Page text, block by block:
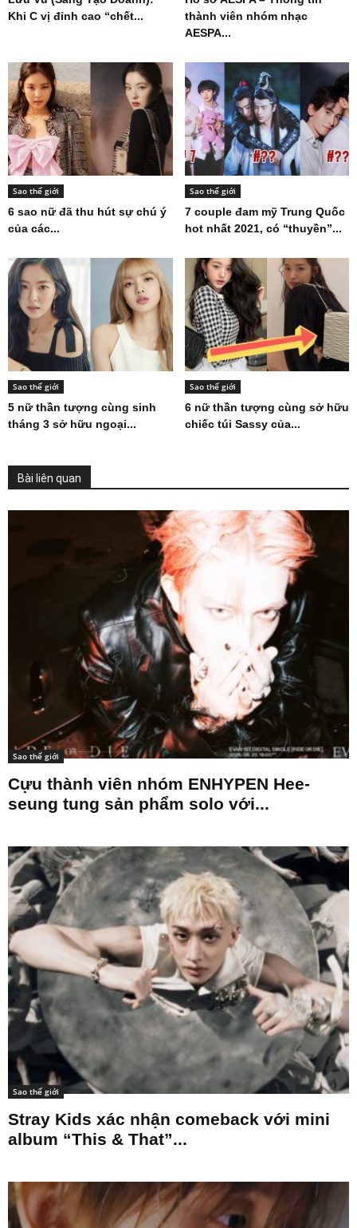
Khi C vị đỉnh cao “chết...
thành viên nhóm nhạc
AESPA...
Sao thế giới
6 sao nữ đã thu hút sự chú ý
của các...
Sao thế giới
7 couple đam mỹ Trung Quốc
hot nhất 2021, có “thuyền”...
Sao thế giới
5 nữ thần tượng cùng sinh
tháng 3 sở hữu ngoại...
Sao thế giới
6 nữ thần tượng cùng sở hữu
chiếc túi Sassy của...
Bài liên quan
Sao thế giới
Cựu thành viên nhóm ENHYPEN Hee-
seung tung sản phẩm solo với...
Sao thế giới
Stray Kids xác nhận comeback với mini
album “This & That”...